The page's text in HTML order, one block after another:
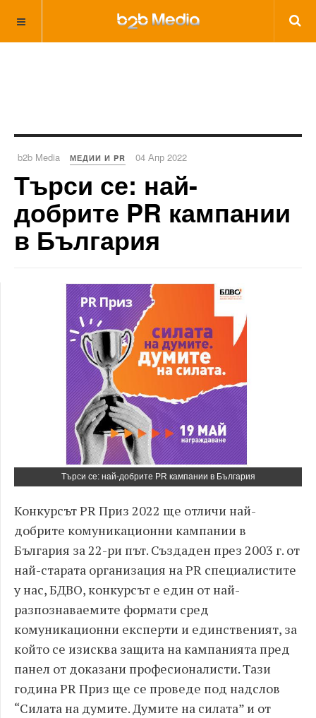
b2b Media МЕДИИ И PR 04 Апр 2022
Търси се: най-
добрите PR кампании
в България
Търси се: най-добрите PR кампании в България
Конкурсът PR Приз 2022 ще отличи най-
добрите комуникационни кампании в
България за 22-ри път. Създаден през 2003 г. от
най-старата организация на PR специалистите
у нас, БДВО, конкурсът е един от най-
разпознаваемите формати сред
комуникационни експерти и единственият, за
който се изисква защита на кампанията пред
панел от доказани професионалисти. Тази
година PR Приз ще се проведе под надслов
“Силата на думите. Думите на силата” и от